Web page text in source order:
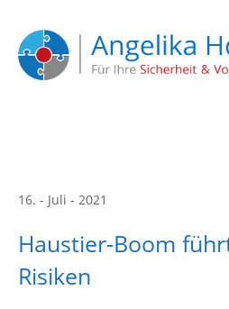
16. - Juli - 2021
Haustier-Boom
Risiken